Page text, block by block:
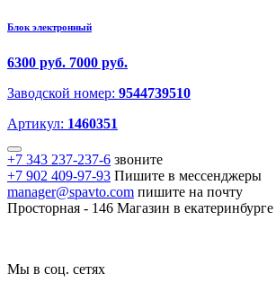
Блок электронный
6300 руб. 7000 руб.
Заводской номер: 9544739510
Артикул: 1460351
+7 343 237-237-6 звоните
+7 902 409-97-93 Пишите в мессенджеры
manager@spavto.com пишите на почту
Просторная - 146 Магазин в екатеринбурге
Мы в соц. сетях